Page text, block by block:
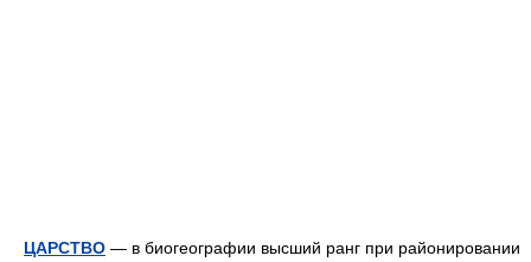
ЦАРСТВО — в биогеографии высший ранг при районировании